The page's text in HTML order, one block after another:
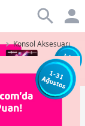
Konsol Aksesuarı